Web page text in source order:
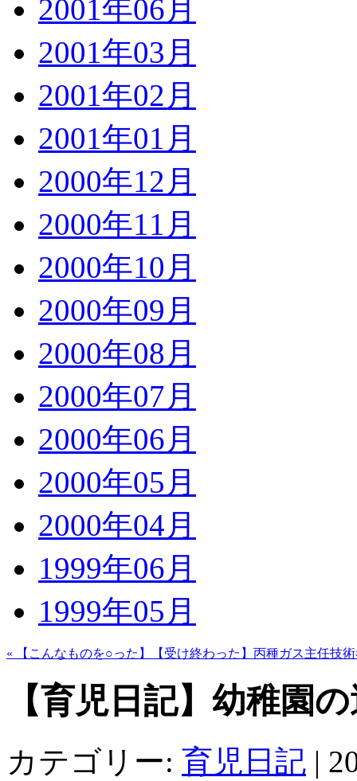
2001年06月
2001年03月
2001年02月
2001年01月
2000年12月
2000年11月
2000年10月
2000年09月
2000年08月
2000年07月
2000年06月
2000年05月
2000年04月
1999年06月
1999年05月
« 【こんなものを○った】【受け終わった】丙種ガス主任技
【育児日記】幼稚園
カテゴリー: 育児日記 |